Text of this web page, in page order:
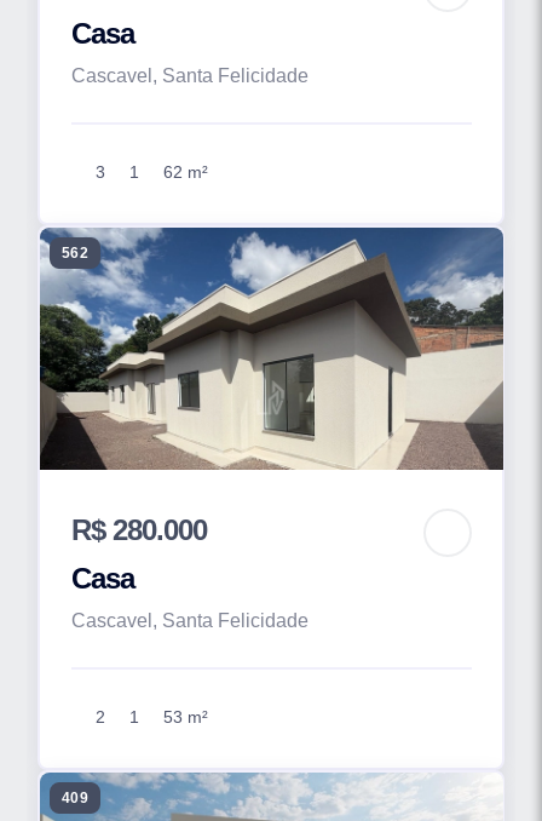
Casa
Cascavel, Santa Felicidade
3 1 62 m²
562
R$ 280.000
Casa
Cascavel, Santa Felicidade
2 1 53 m²
409